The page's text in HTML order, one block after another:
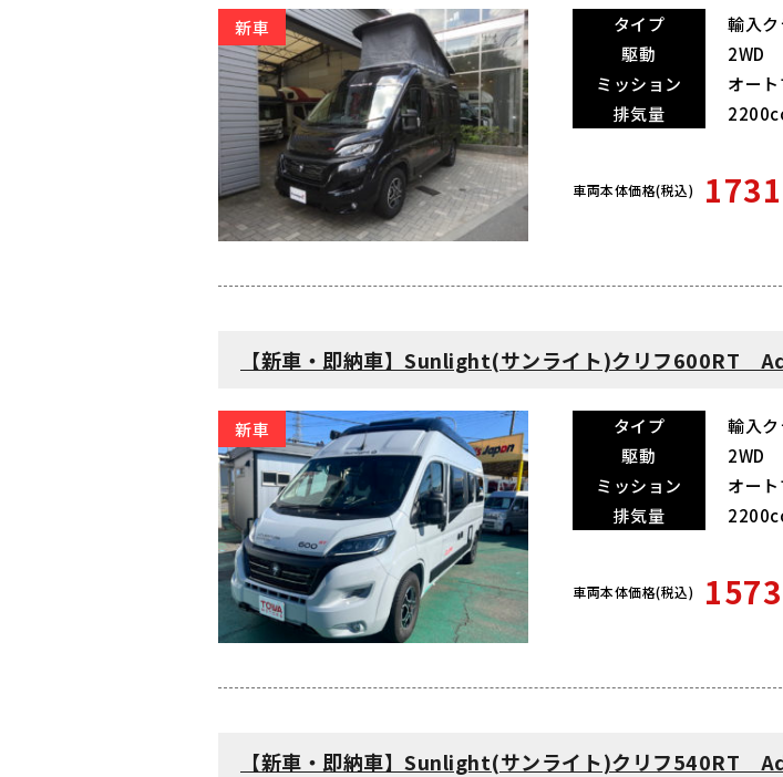
新車 タイプ 輸入
駆動
2WD
ミッション
オー
排気量
車両本体価格(税込)
【新車・即納車】Sunlight(サンライト)クリフ600RT
新車 タイプ 輸入
駆動
2WD
ミッション
オー
排気量
車両本体価格(税込)
【新車・即納車】Sunlight(サンライト)クリフ540RT